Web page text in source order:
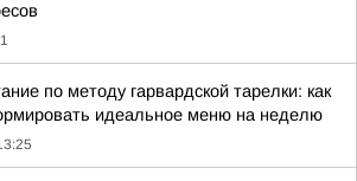
по методу гарвардской тарелки: как
идеальное меню на неделю